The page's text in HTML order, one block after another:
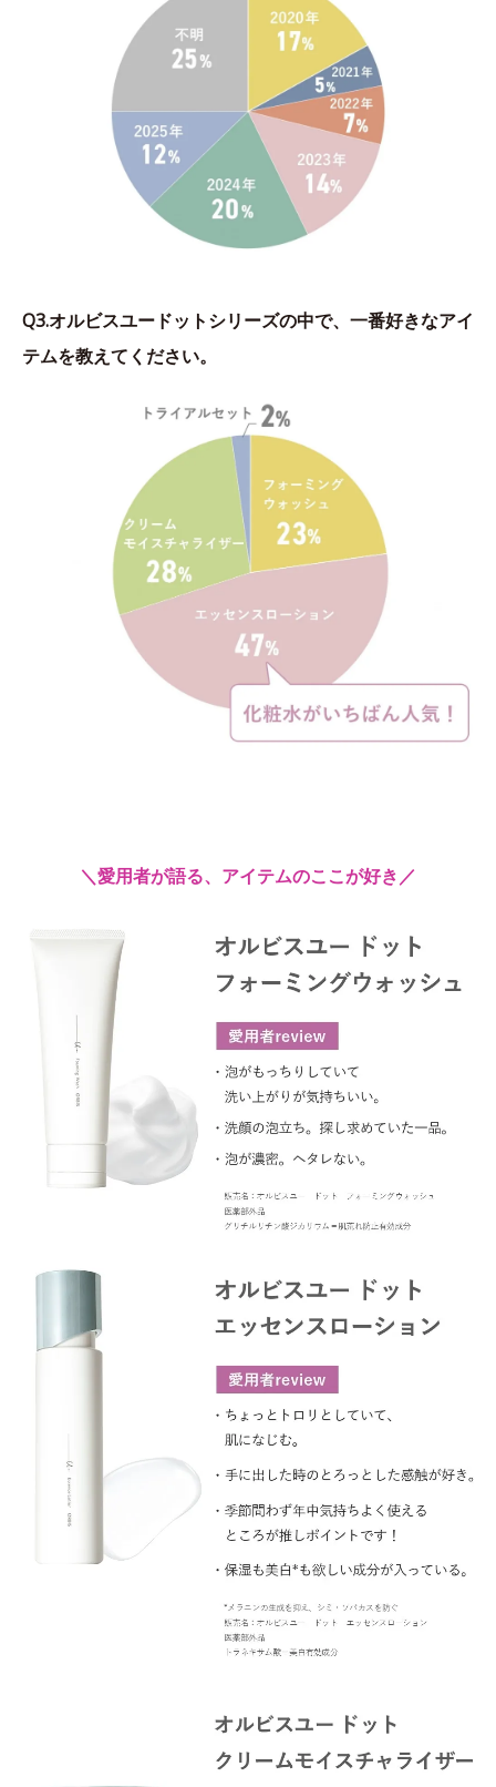
Q3.オルビスユードットシリーズの中で、一番好きなアイ
テムを教えてください。
＼愛用者が語る、アイテムのここが好き／